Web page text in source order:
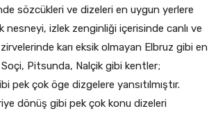
sözcükleri ve dizeleri en uygun yerlere
nesneyi, izlek zenginliği içerisinde canlı ve
karı eksik olmayan Elbruz gibi en
Pitsunda, Nalçik gibi kentler;
pek çok öge dizgelere yansıtılmıştır.
dönüş gibi pek çok konu dizeleri